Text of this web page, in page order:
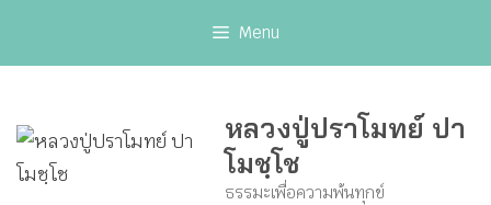
Menu
หลวงปู่ปราโมทย์ ปา
โมชฺโช
ธรรมะเพื่อความพ้นทุกข์